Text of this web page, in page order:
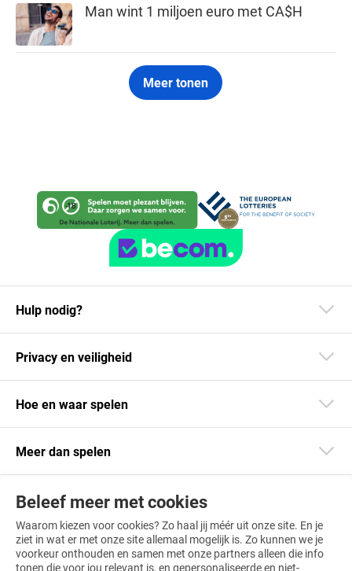
Man wint 1 miljoen euro met CA$H
Meer tonen
Beleef meer met cookies
Waarom kiezen voor cookies? Zo haal jij méér uit onze site. En je
ziet in wat er met onze site allemaal mogelijk is. Zo kunnen we je
voorkeur onthouden en samen met onze partners alleen die info
tonen die voor jou relevant is, en gepersonaliseerde en niet-
Hulp nodig?
Privacy en veiligheid
Hoe en waar spelen
Meer dan spelen
Blijf op de hoogte
Download onze app